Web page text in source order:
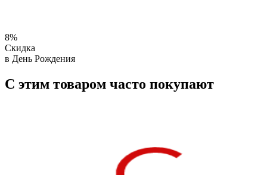
8%
Скидка
в День Рождения
С этим товаром часто покупают